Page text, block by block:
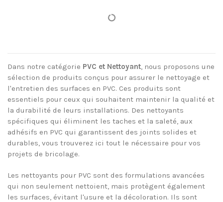
Dans notre catégorie PVC et Nettoyant, nous proposons une
sélection de produits conçus pour assurer le nettoyage et
l'entretien des surfaces en PVC. Ces produits sont
essentiels pour ceux qui souhaitent maintenir la qualité et
la durabilité de leurs installations. Des nettoyants
spécifiques qui éliminent les taches et la saleté, aux
adhésifs en PVC qui garantissent des joints solides et
durables, vous trouverez ici tout le nécessaire pour vos
projets de bricolage.
Les nettoyants pour PVC sont des formulations avancées
qui non seulement nettoient, mais protègent également
les surfaces, évitant l'usure et la décoloration. Ils sont